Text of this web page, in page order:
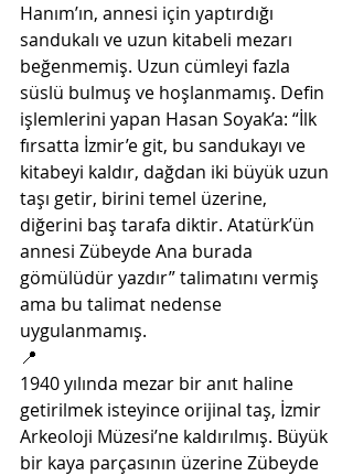
Hanım’ın, annesi için yaptırdığı
sandukalı ve uzun kitabeli mezarı
beğenmemiş. Uzun cümleyi fazla
süslü bulmuş ve hoşlanmamış. Defin
işlemlerini yapan Hasan Soyak’a: “İlk
fırsatta İzmir’e git, bu sandukayı ve
kitabeyi kaldır, dağdan iki büyük uzun
taşı getir, birini temel üzerine,
diğerini baş tarafa diktir. Atatürk’ün
annesi Zübeyde Ana burada
gömülüdür yazdır” talimatını vermiş
ama bu talimat nedense
uygulanmamış.
📍
1940 yılında mezar bir anıt haline
getirilmek isteyince orijinal taş, İzmir
Arkeoloji Müzesi’ne kaldırılmış. Büyük
bir kaya parçasının üzerine Zübeyde